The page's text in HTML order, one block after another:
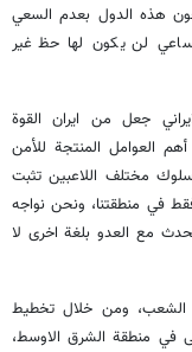
هذه الدول بعدم السعي
لن يكون لها حظ غير
جعل من ايران القوة
أهم العوامل المنتجة للأمن
سلوك مختلف اللاعبين تثبت
في منطقتنا، ونحن نواجه
مع العدو بلغة اخرى لا
الشعب، ومن خلال تخطيط
في منطقة الشرق الاوسط،